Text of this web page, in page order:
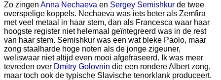
Zo zingen Anna Nechaeva en Sergey Semishkur de twee
overspelige koppels. Nechaeva was iets beter als Zemfira
met veel metaal in haar stem, dan als Francesca waar haar
hoogste register niet helemaal geïntegreerd was in de rest
van haar stem. Semishkur was een wat bleke Paolo, maar
zong staalharde hoge noten als de jonge zigeuner,
weliswaar niet altijd even mooi afgefraseerd. Ik was meer
tevreden over Dmitry Golovnin die een rondere Albert zong,
maar toch ook de typische Slavische tenorklank produceert.